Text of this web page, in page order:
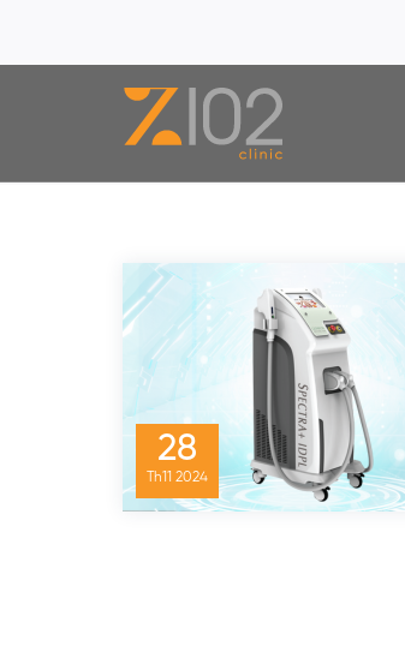
Chuyên Mục:Trị Mụn Thâm Mụn
28
Th11 2024